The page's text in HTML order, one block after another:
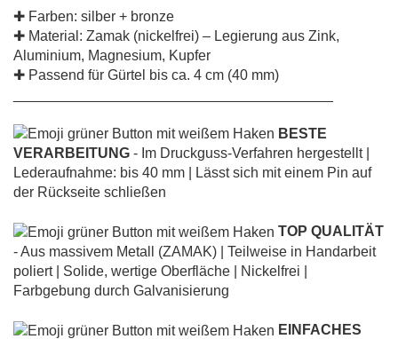
✚ Farben: silber + bronze
✚ Material: Zamak (nickelfrei) – Legierung aus Zink,
Aluminium, Magnesium, Kupfer
✚ Passend für Gürtel bis ca. 4 cm (40 mm)
BESTE
VERARBEITUNG - Im Druckguss-Verfahren hergestellt |
Lederaufnahme: bis 40 mm | Lässt sich mit einem Pin auf
der Rückseite schließen
TOP QUALITÄT
- Aus massivem Metall (ZAMAK) | Teilweise in Handarbeit
poliert | Solide, wertige Oberfläche | Nickelfrei |
Farbgebung durch Galvanisierung
EINFACHES